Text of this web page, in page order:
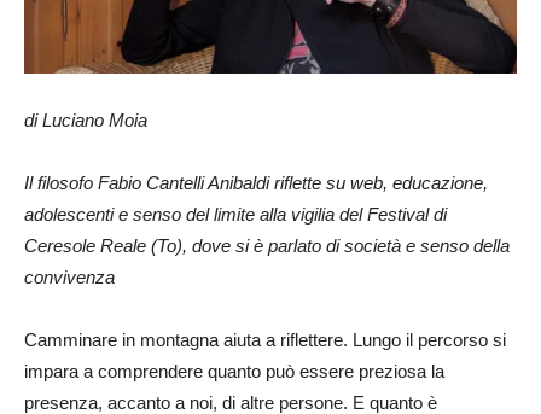
di Luciano Moia
Il filosofo Fabio Cantelli Anibaldi riflette su web, educazione,
adolescenti e senso del limite alla vigilia del Festival di
Ceresole Reale (To), dove si è parlato di società e senso della
convivenza
Camminare in montagna aiuta a riflettere. Lungo il percorso si
impara a comprendere quanto può essere preziosa la
presenza, accanto a noi, di altre persone. E quanto è